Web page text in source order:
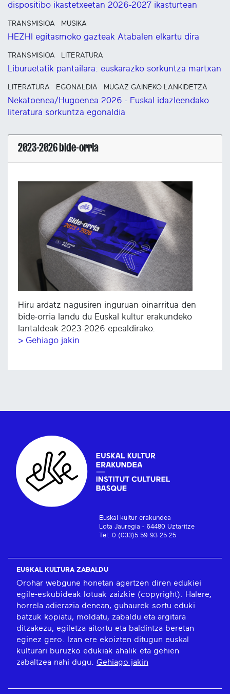
dispositibo ikastetxeetan 2026-2027 ikasturtean
TRANSMISIOA MUSIKA
HEZHI egitasmoko gazteak Atabalen elkartu dira
TRANSMISIOA LITERATURA
Liburuetatik pantailara: euskarazko sorkuntza martxan
LITERATURA EGONALDIA MUGAZ GAINEKO LANKIDETZA
Nekatoenea/Hugoenea 2026 - Euskal idazleendako
literatura sorkuntza egonaldia
2023-2026 bide-orria
Hiru ardatz nagusiren inguruan oinarritua den
bide-orria landu du Euskal kultur erakundeko
lantaldeak 2023-2026 epealdirako.
> Gehiago jakin
Euskal kultur erakundea
Lota Jauregia - 64480 Uztaritze
Tel: 0 (033)5 59 93 25 25
EUSKAL KULTURA ZABALDU
Orohar webgune honetan agertzen diren edukiei
egile-eskubideak lotuak zaizkie (copyright). Halere,
horrela adierazia denean, guhaurek sortu eduki
batzuk kopiatu, moldatu, zabaldu eta argitara
ditzakezu, egiletza aitortu eta baldintza beretan
eginez gero. Izan ere ekoizten ditugun euskal
kulturari buruzko edukiak ahalik eta gehien
zabaltzea nahi dugu. Gehiago jakin